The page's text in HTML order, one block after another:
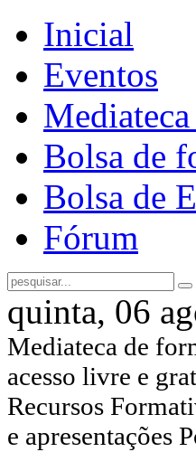
Inicial
Eventos
Bolsa de
Bolsa de
Fórum
quinta, 06
Mediateca de
acesso livre e
Recursos
e apresentações